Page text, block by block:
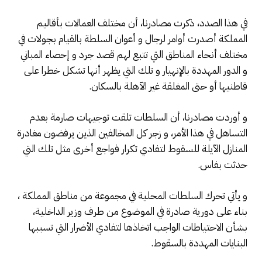
في هذا الصدد، ذكرت مصادرنا، أن مختلف العمالات بأقاليم
المملكة أصدرت أوامر لرجال و أعوان السلطة بالقيام بجولات في
مختلف أنحاء المناطق التي تتبع لهم قصد جرد و إحصاء المباني
و الدور المهددة بالإنهيار و تلك التي يظهر أنها تشكل خطرا على
قاطنيها أو حتى المغلقة غير الآهلة بالسكان.
و أوردت مصادرنا، أن السلطات تلقت توجيهات صارمة بعدم
التساهل في هذا الأمر، و زجر كل المخالفين الذين يرفضون مغادرة
المنازل الآيلة للسقوط لتفادي تكرار فواجع أخرى مثل تلك التي
حدثت بفاس.
و يأتي تحرك السلطات المحلية في مجموعة من مناطق المملكة ،
بناء على دورية صادرة في الموضوع من طرف وزير الداخلية،
بشأن الاحتياطات الواجب اتخاذها لتفادي الأضرار التي تسببها
البنايات المهددة بالسقوط.